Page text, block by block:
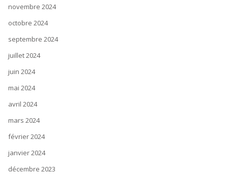
novembre 2024
octobre 2024
septembre 2024
juillet 2024
juin 2024
mai 2024
avril 2024
mars 2024
février 2024
janvier 2024
décembre 2023